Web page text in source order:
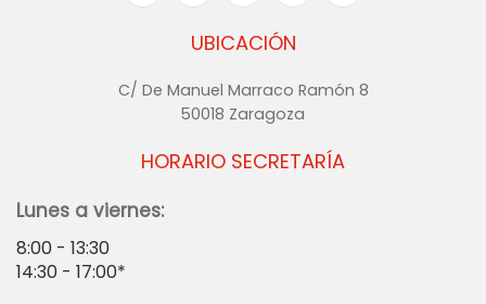
UBICACIÓN
C/ De Manuel Marraco Ramón 8
50018 Zaragoza
HORARIO SECRETARÍA
Lunes a viernes:
8:00 - 13:30
14:30 - 17:00*